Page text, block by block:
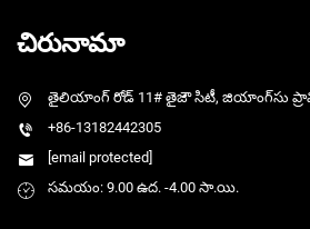
చిరునామా
తైలియాంగ్ రోడ్ 11# తైజౌ సిటీ, జియాంగ్‌సు
+86-13182442305
[email protected]
సమయం: 9.00 ఉద. -4.00 సా.యి.